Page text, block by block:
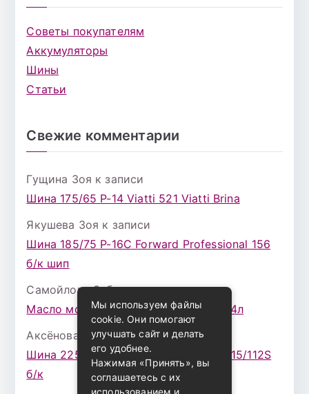
Советы покупателям
Аккумуляторы
Шины
Статьи
Свежие комментарии
Гущина Зоя к записи
Шина 175/65 Р-14 Viatti 521 Viatti Brina
Якушева Зоя к записи
Шина 185/75 Р-16С Forward Professional 156
б/к шип
Самойлова Забавак записи
Масло моторное ZIC X7 (A+) 10W30 4л
Аксёнова Адельк записи
Шина 225/75 Р-16 Nokian Rotiva HT 115/112S
б/к
Мы используем файлы
cookie. Они помогают
улучшать сайт и делать
его удобнее.
Нажимая «Принять», вы
соглашаетесь с их
использованием и